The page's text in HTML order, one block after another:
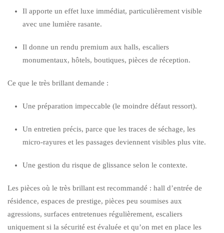
Il apporte un effet luxe immédiat, particulièrement visible
avec une lumière rasante.
Il donne un rendu premium aux halls, escaliers
monumentaux, hôtels, boutiques, pièces de réception.
Ce que le très brillant demande :
Une préparation impeccable (le moindre défaut ressort).
Un entretien précis, parce que les traces de séchage, les
micro-rayures et les passages deviennent visibles plus vite.
Une gestion du risque de glissance selon le contexte.
Les pièces où le très brillant est recommandé : hall d’entrée de
résidence, espaces de prestige, pièces peu soumises aux
agressions, surfaces entretenues régulièrement, escaliers
uniquement si la sécurité est évaluée et qu’on met en place les